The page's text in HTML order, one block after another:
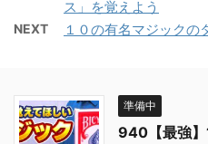
ス」を覚えよう
NEXT １０の有名マジックの
準備中
940【最強